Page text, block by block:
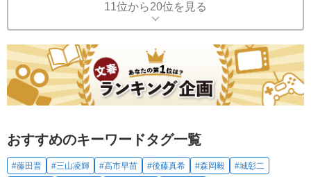
11位から20位を見る
おすすめのキーワードタグ一覧
#藤田晋 #三山凌輝 #高市早苗 #後藤真希 #森岡毅 #城彰二